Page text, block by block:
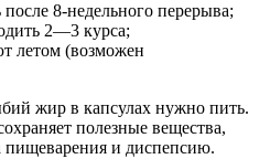
8-недельного перерыва;
2―3 курса;
летом (возможен
жир в капсулах нужно пить.
полезные вещества,
пищеварения и диспепсию.